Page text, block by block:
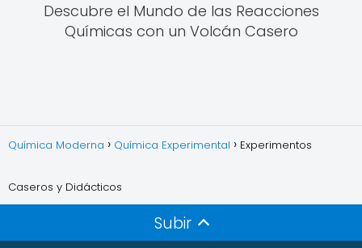
Descubre el Mundo de las Reacciones
Químicas con un Volcán Casero
Química Moderna Química Experimental Experimentos
Caseros y Didácticos
Subir